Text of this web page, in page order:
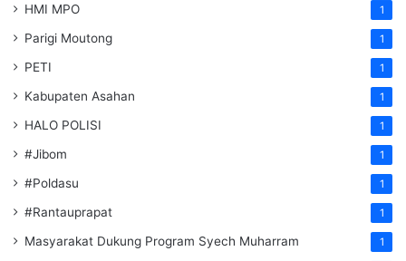
HMI MPO 1
Parigi Moutong 1
PETI 1
Kabupaten Asahan 1
HALO POLISI 1
#Jibom 1
#Poldasu 1
#Rantauprapat 1
Masyarakat Dukung Program Syech Muharram 1